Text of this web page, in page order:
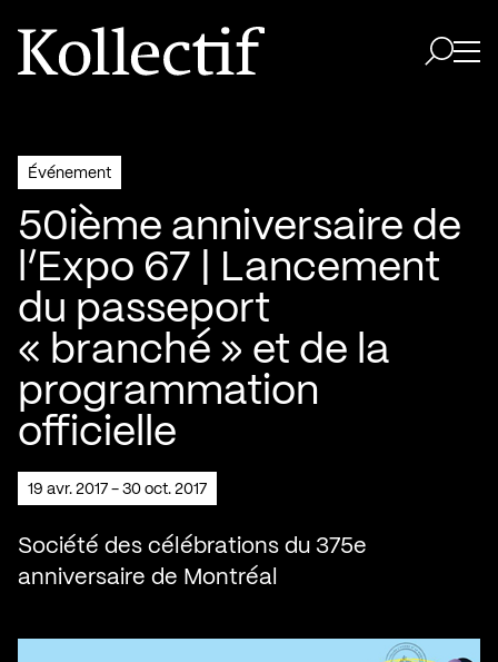
Aller à la page d'accueil
Logo Kollectif
Événement
50ième anniversaire de
l’Expo 67 | Lancement
du passeport
« branché » et de la
programmation
officielle
19 avr. 2017 - 30 oct. 2017
Société des célébrations du 375e
anniversaire de Montréal